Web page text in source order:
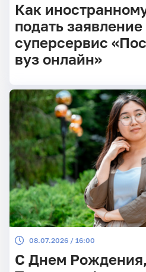
Как
подать
суперсервис
вуз онлайн»
08.07.2026 / 16:00
С Днем